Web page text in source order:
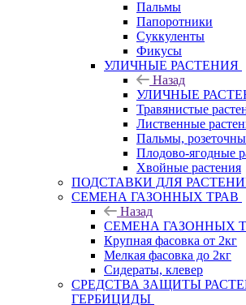
Пальмы
Папоротники
Суккуленты
Фикусы
УЛИЧНЫЕ РАСТЕНИЯ
Назад
УЛИЧНЫЕ
Травянистые
Лиственные
Пальмы,
Плодово-ягодные
Хвойные растения
ПОДСТАВКИ ДЛЯ
СЕМЕНА ГАЗОННЫХ ТРАВ
Назад
СЕМЕНА ГАЗОННЫХ
Крупная фасовка от 2кг
Мелкая фасовка до 2кг
Сидераты, клевер
СРЕДСТВА ЗАЩИТЫ
ГЕРБИЦИДЫ